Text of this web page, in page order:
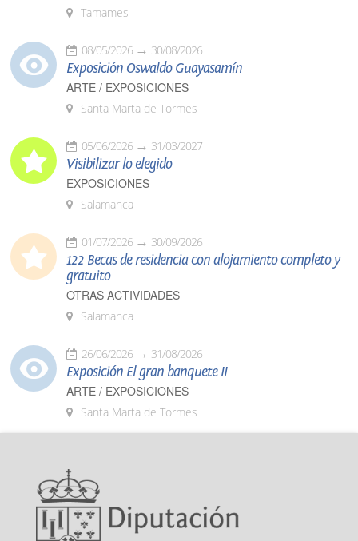
Tamames
08/05/2026 30/08/2026
Exposición Oswaldo Guayasamín
ARTE / EXPOSICIONES
Santa Marta de Tormes
05/06/2026 31/03/2027
Visibilizar lo elegido
EXPOSICIONES
Salamanca
01/07/2026 30/09/2026
122 Becas de residencia con alojamiento completo y
gratuito
OTRAS ACTIVIDADES
Salamanca
26/06/2026 31/08/2026
Exposición El gran banquete II
ARTE / EXPOSICIONES
Santa Marta de Tormes